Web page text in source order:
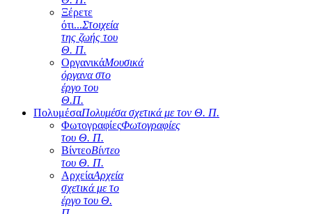
Ξέρετε
ότι...Στοιχεία
της ζωής του
Θ. Π.
ΟργανικάΜουσικά
όργανα στο
έργο του
Θ.Π.
ΠολυμέσαΠολυμέσα σχετικά με τον Θ. Π.
ΦωτογραφίεςΦωτογραφίες
του Θ. Π.
ΒίντεοΒίντεο
του Θ. Π.
ΑρχείαΑρχεία
σχετικά με το
έργο του Θ.